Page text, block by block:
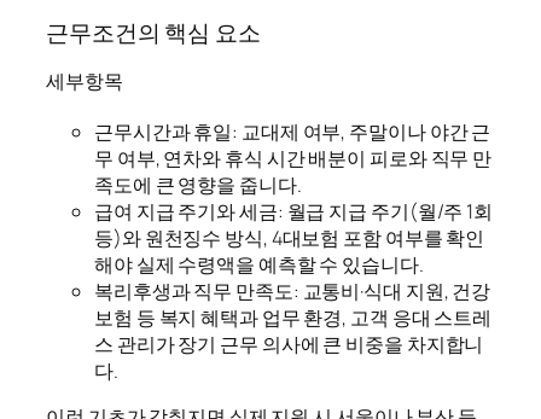
근무조건의 핵심 요소
세부항목
근무시간과 휴일: 교대제 여부, 주말이나 야간 근
무 여부, 연차와 휴식 시간 배분이 피로와 직무 만
족도에 큰 영향을 줍니다.
급여 지급 주기와 세금: 월급 지급 주기(월/주 1회
등)와 원천징수 방식, 4대보험 포함 여부를 확인
해야 실제 수령액을 예측할 수 있습니다.
복리후생과 직무 만족도: 교통비·식대 지원, 건강
보험 등 복지 혜택과 업무 환경, 고객 응대 스트레
스 관리가 장기 근무 의사에 큰 비중을 차지합니
다.